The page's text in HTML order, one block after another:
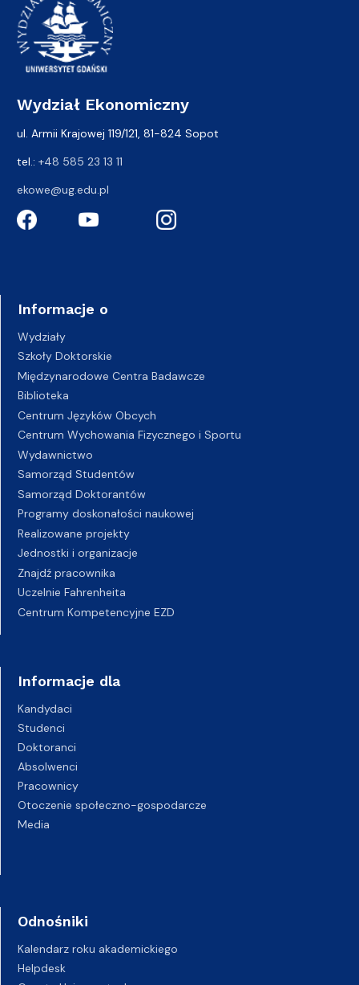
Wydział Ekonomiczny
ul. Armii Krajowej 119/121, 81-824 Sopot
tel.: +48 585 23 13 11
ekowe@ug.edu.pl
Informacje o
Wydziały
Szkoły Doktorskie
Międzynarodowe Centra Badawcze
Biblioteka
Centrum Języków Obcych
Centrum Wychowania Fizycznego i Sportu
Wydawnictwo
Samorząd Studentów
Samorząd Doktorantów
Programy doskonałości naukowej
Realizowane projekty
Jednostki i organizacje
Znajdź pracownika
Uczelnie Fahrenheita
Centrum Kompetencyjne EZD
Informacje dla
Kandydaci
Studenci
Doktoranci
Absolwenci
Pracownicy
Otoczenie społeczno-gospodarcze
Media
Odnośniki
Kalendarz roku akademickiego
Helpdesk